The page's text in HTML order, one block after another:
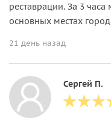
реставрации. За 3
основных местах
21 день назад
Сергей П.